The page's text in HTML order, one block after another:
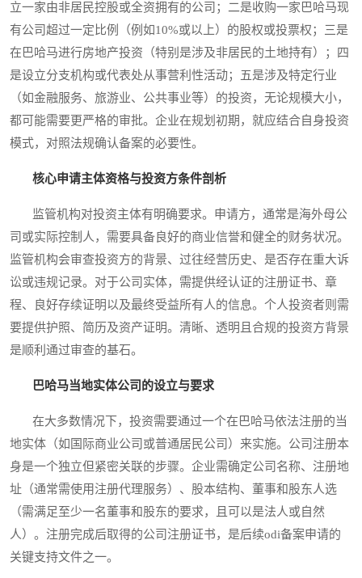
立一家由非居民控股或全资拥有的公司；二是收购一家巴哈马现
有公司超过一定比例（例如10%或以上）的股权或投票权；三是
在巴哈马进行房地产投资（特别是涉及非居民的土地持有）；四
是设立分支机构或代表处从事营利性活动；五是涉及特定行业
（如金融服务、旅游业、公共事业等）的投资，无论规模大小，
都可能需要更严格的审批。企业在规划初期，就应结合自身投资
模式，对照法规确认备案的必要性。
核心申请主体资格与投资方条件剖析
监管机构对投资主体有明确要求。申请方，通常是海外母公
司或实际控制人，需要具备良好的商业信誉和健全的财务状况。
监管机构会审查投资方的背景、过往经营历史、是否存在重大诉
讼或违规记录。对于公司实体，需提供经认证的注册证书、章
程、良好存续证明以及最终受益所有人的信息。个人投资者则需
要提供护照、简历及资产证明。清晰、透明且合规的投资方背景
是顺利通过审查的基石。
巴哈马当地实体公司的设立与要求
在大多数情况下，投资需要通过一个在巴哈马依法注册的当
地实体（如国际商业公司或普通居民公司）来实施。公司注册本
身是一个独立但紧密关联的步骤。企业需确定公司名称、注册地
址（通常需使用注册代理服务）、股本结构、董事和股东人选
（需满足至少一名董事和股东的要求，且可以是法人或自然
人）。注册完成后取得的公司注册证书，是后续odi备案申请的
关键支持文件之一。